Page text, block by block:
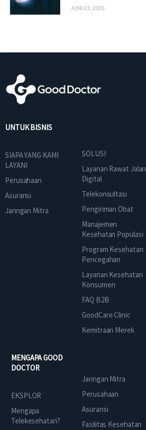
JUNI 23, 2026
UNTUK BISNIS
SIAPA YANG KAMI
LAYANI
Perusahaan
Asuransi
Jaringan Mitra
SOLUSI
Layanan Rawat Jalan
Digital
Telekonsultasi
Pengiriman Obat
Manajemen
Kesehatan Populasi
Program Kesehatan
Pencegahan
Layanan Kesehatan
Konsumen
FAQ B2B
GoodCare Clinic
Kemitraan Merek
MENGAPA GOOD
DOCTOR
EKSPLOR
Mengapa
Telekesehatan?
Jaringan Mitra
Perusahaan
Asuransi
Fasilitas Kesehatan